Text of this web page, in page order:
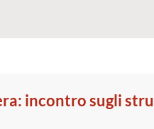
incontro sugli